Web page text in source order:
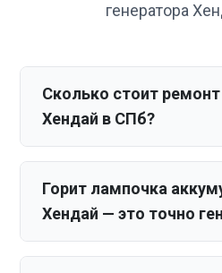
генератора
Сколько стоит ремонт
Хендай в СПб?
Горит лампочка
Хендай — это точно